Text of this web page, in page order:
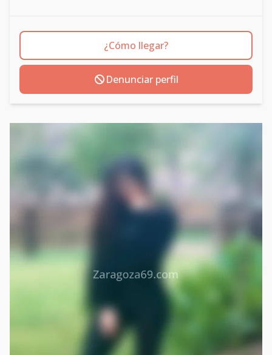
¿Cómo llegar?
Denunciar perfil